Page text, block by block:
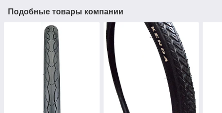
Подобные товары компании